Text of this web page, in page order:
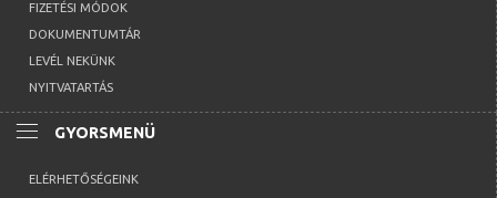
FIZETÉSI MÓDOK
DOKUMENTUMTÁR
LEVÉL NEKÜNK
NYITVATARTÁS
menu GYORSMENÜ
ELÉRHETŐSÉGEINK